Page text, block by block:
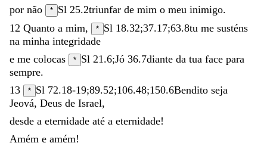
por não * Sl 25.2triunfar de mim o meu inimigo.
12 Quanto a mim, * Sl 18.32;37.17;63.8tu me susténs
na minha integridade
e me colocas * Sl 21.6;Jó 36.7diante da tua face para
sempre.
13
* Sl 72.18-19;89.52;106.48;150.6Bendito seja
Jeová, Deus de Israel,
desde a eternidade até a eternidade!
Amém e amém!